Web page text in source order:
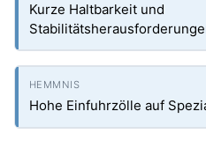
Kurze Haltbarkeit und
Hohe Einfuhrzölle auf